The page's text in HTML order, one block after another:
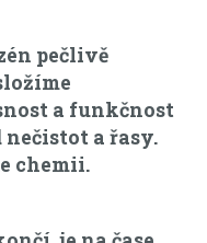
pečlivě
a funkčnost
a řasy.
chemii.